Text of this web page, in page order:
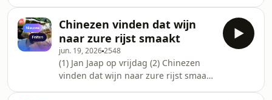
Broeck voelt zich emotioneel
gechanteerd als ze een abonnement
wil opzeggen (5) Middagjournaal:
Nico Dijkshoorn
Chinezen vinden dat wijn
naar zure rijst smaakt
jun. 19, 20262548
(1) Jan Jaap op vrijdag (2) Chinezen
vinden dat wijn naar zure rijst smaakt